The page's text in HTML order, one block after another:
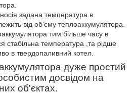
задана температура в
від об’єму теплоаккумулятора.
тим більше часу в
стабільна температура ,та рідше
в твердопаливний котел.
дуже простий
досвідом на
об'єктах.